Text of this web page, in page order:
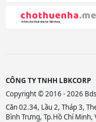
CÔNG TY TNHH LBKCORP
Copyright © 2016 - 2026
Căn 02.34, Lầu 2, Tháp 3,
Bình Trưng, Tp.Hồ Chí Minh,